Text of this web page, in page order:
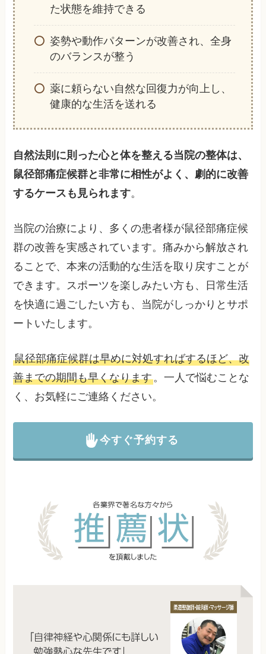
た状態を維持できる
姿勢や動作パターンが改善され、全身
のバランスが整う
薬に頼らない自然な回復力が向上し、
健康的な生活を送れる
自然法則に則った心と体を整える当院の整体は、
鼠径部痛症候群と非常に相性がよく、劇的に改善
するケースも見られます。
当院の治療により、多くの患者様が鼠径部痛症候
群の改善を実感されています。痛みから解放され
ることで、本来の活動的な生活を取り戻すことが
できます。スポーツを楽しみたい方も、日常生活
を快適に過ごしたい方も、当院がしっかりとサポ
ートいたします。
鼠径部痛症候群は早めに対処すればするほど、改
善までの期間も早くなります。一人で悩むことな
く、お気軽にご連絡ください。
今すぐ予約する